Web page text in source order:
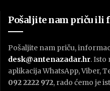
Pošaljite nam priču ili
Pošaljite nam priču,
desk@antenazadar.hr. Isto
aplikacija WhatsApp, Viber,
092 2222 972, rado ćemo je